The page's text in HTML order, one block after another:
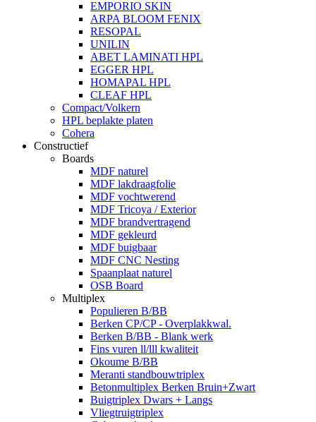
EMPORIO SKIN
ARPA BLOOM FENIX
RESOPAL
UNILIN
ABET LAMINATI HPL
EGGER HPL
HOMAPAL HPL
CLEAF HPL
Compact/Volkern
HPL beplakte platen
Cohera
Constructief
Boards
MDF naturel
MDF lakdraagfolie
MDF vochtwerend
MDF Tricoya / Exterior
MDF brandvertragend
MDF gekleurd
MDF buigbaar
MDF CNC Nesting
Spaanplaat naturel
OSB Board
Multiplex
Populieren B/BB
Berken CP/CP - Overplakkwal.
Berken B/BB - Blank werk
Fins vuren ll/lll kwaliteit
Okoume B/BB
Meranti standbouwtriplex
Betonmultiplex Berken Bruin+Zwart
Buigtriplex Dwars + Langs
Vliegtruigtriplex